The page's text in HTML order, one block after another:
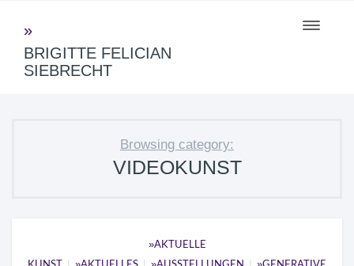
Toggle
BRIGITTE FELICIAN
SIEBRECHT
Browsing category:
VIDEOKUNST
AKTUELLE